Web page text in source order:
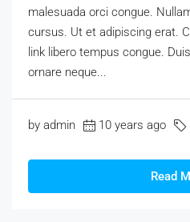
malesuada orci congue.
cursus. Ut et adipiscing erat.
link libero tempus congue.
ornare neque...
by admin 10 years ago
Read